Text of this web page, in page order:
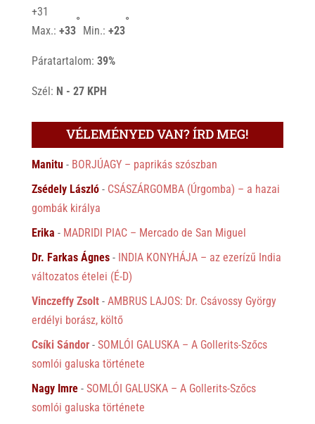
+31
Max.: +33
°
Min.: +23
°
Páratartalom: 39%
Szél: N - 27 KPH
VÉLEMÉNYED VAN? ÍRD MEG!
Manitu- BORJÚAGY – paprikás szószban
Zsédely László- CSÁSZÁRGOMBA (Úrgomba) – a hazai
gombák királya
Erika - MADRIDI PIAC – Mercado de San Miguel
Dr. Farkas Ágnes- INDIA KONYHÁJA – az ezerízű India
változatos ételei (É-D)
Vinczeffy Zsolt- AMBRUS LAJOS: Dr. Csávossy György
erdélyi borász, költő
Csíki Sándor- SOMLÓI GALUSKA – A Gollerits-Szőcs
somlói galuska története
Nagy Imre- SOMLÓI GALUSKA – A Gollerits-Szőcs
somlói galuska története